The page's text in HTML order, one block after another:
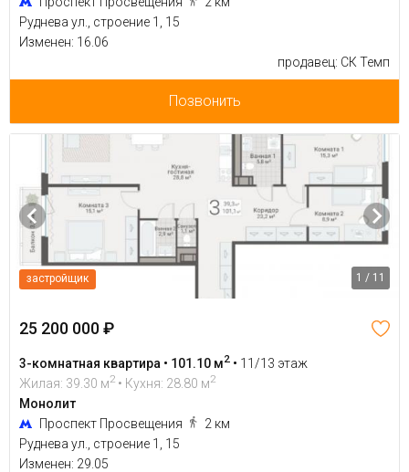
Руднева ул., строение 1, 15
Изменен: 16.06
продавец: СК Темп
Позвонить
застройщик 1 / 11
25 200 000 ₽
3-комнатная квартира • 101.10 м2 • 11/13 этаж
Жилая: 39.30 м2 • Кухня: 28.80 м2
Монолит
Проспект Просвещения
2 км
Руднева ул., строение 1, 15
Изменен: 29.05